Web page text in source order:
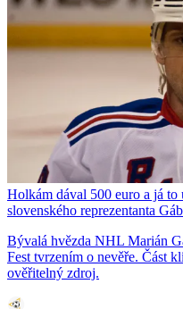
Holkám dával 500 euro a já
slovenského reprezentanta
Bývalá hvězda NHL Marián
Fest tvrzením o nevěře. Část
ověřitelný zdroj.